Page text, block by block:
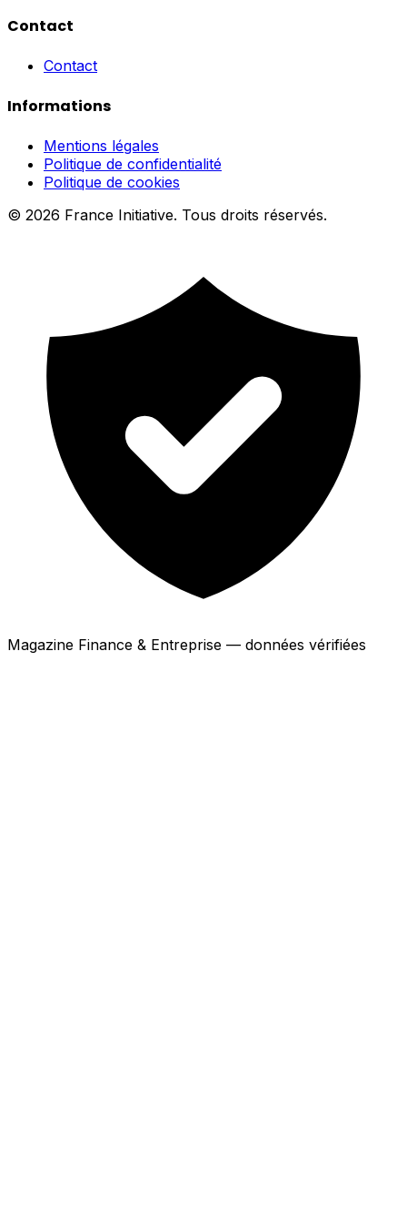
Contact
Contact
Informations
Mentions légales
Politique de confidentialité
Politique de cookies
© 2026 France Initiative. Tous droits réservés.
Magazine Finance & Entreprise — données vérifiées